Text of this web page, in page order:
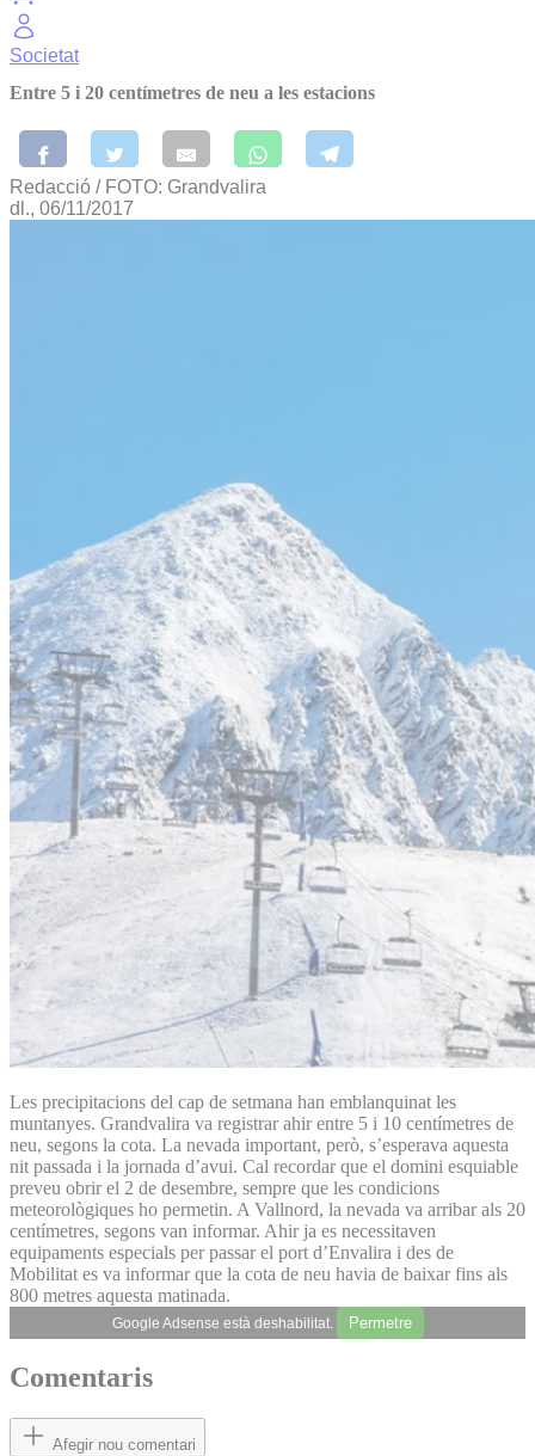
Societat
Entre 5 i 20 centímetres de neu a les estacions
Redacció / FOTO: Grandvalira
dl., 06/11/2017
Les precipitacions del cap de setmana han emblanquinat les
muntanyes. Grandvalira va registrar ahir entre 5 i 10 centímetres de
neu, segons la cota. La nevada important, però, s’esperava aquesta
nit passada i la jornada d’avui. Cal recordar que el domini esquiable
preveu obrir el 2 de desembre, sempre que les condicions
meteorològiques ho permetin. A Vallnord, la nevada va arribar als 20
centímetres, segons van informar. Ahir ja es necessitaven
equipaments especials per passar el port d’Envalira i des de
Mobilitat es va informar que la cota de neu havia de baixar fins als
800 metres aquesta matinada.
Google Adsense està deshabilitat. Permetre
Comentaris
Afegir nou comentari